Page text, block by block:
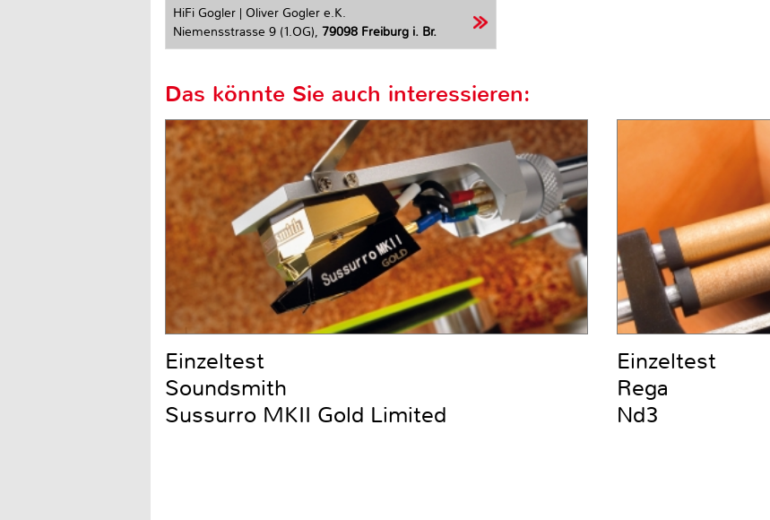
HiFi Gogler | Oliver Gogler e.K.
Niemensstrasse 9 (1.OG), 79098 Freiburg i. Br.
Das könnte Sie auch interessieren:
Einzeltest
Soundsmith
Sussurro MKII Gold Limited
Einzeltest
Rega
Nd3